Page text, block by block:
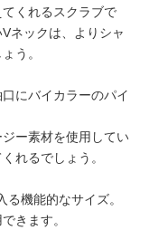
くれるスクラブで
ネックは、よりシャ
う。
にバイカラーのパイ
ー素材を使用してい
れるでしょう。
機能的なサイズ。
きます。